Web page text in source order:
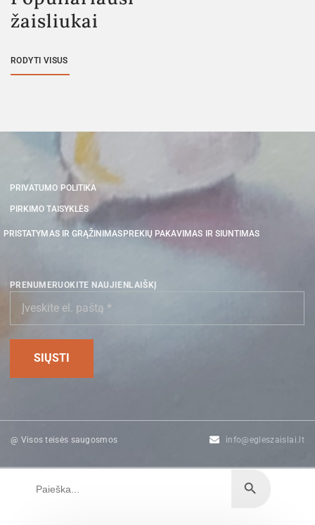
žaisliukai
RODYTI VISUS
PRIVATUMO POLITIKA
PIRKIMO TAISYKLĖS
PRISTATYMAS IR GRĄŽINIMASPREKIŲ PAKAVIMAS IR SIUNTIMAS
PRENUMERUOKITE NAUJIENLAIŠKĮ
@ Visos teisės saugosmos info@egleszaislai.lt